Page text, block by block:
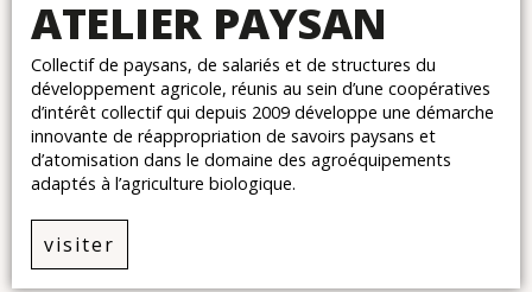
ATELIER PAYSAN
Collectif de paysans, de salariés et de structures du
développement agricole, réunis au sein d’une coopératives
d’intérêt collectif qui depuis 2009 développe une démarche
innovante de réappropriation de savoirs paysans et
d’atomisation dans le domaine des agroéquipements
adaptés à l’agriculture biologique.
visiter